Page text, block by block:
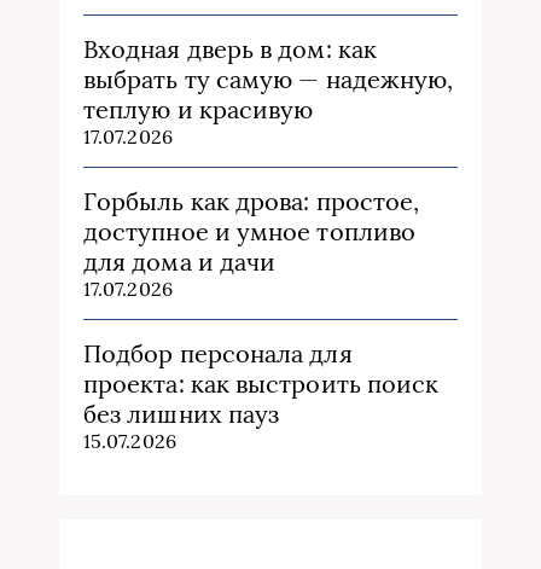
Входная дверь в дом: как
выбрать ту самую — надежную,
теплую и красивую
17.07.2026
Горбыль как дрова: простое,
доступное и умное топливо
для дома и дачи
17.07.2026
Подбор персонала для
проекта: как выстроить поиск
без лишних пауз
15.07.2026